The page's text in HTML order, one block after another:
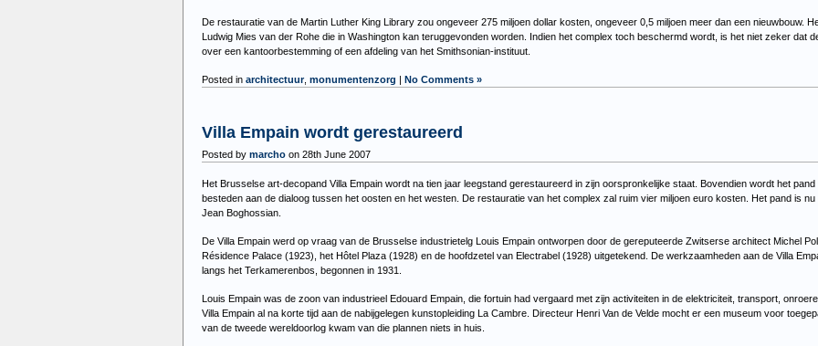
De restauratie van de Martin Luther King Library zou ongeveer 275 miljoen dollar kosten, ongeveer 0,5 miljoen meer dan een nieuwbouw.
Ludwig Mies van der Rohe die in Washington kan teruggevonden worden. Indien het complex toch beschermd wordt, is het niet zeker dat
over een kantoorbestemming of een afdeling van het Smithsonian-instituut.
Posted in architectuur, monumentenzorg | No Comments »
Villa Empain wordt gerestaureerd
Posted by marcho on 28th June 2007
Het Brusselse art-decopand Villa Empain wordt na tien jaar leegstand gerestaureerd in zijn oorspronkelijke staat. Bovendien wordt het
besteden aan de dialoog tussen het oosten en het westen. De restauratie van het complex zal ruim vier miljoen euro kosten. Het pand is
Jean Boghossian.
De Villa Empain werd op vraag van de Brusselse industrietelg Louis Empain ontworpen door de gereputeerde Zwitserse architect Michel
Résidence Palace (1923), het Hôtel Plaza (1928) en de hoofdzetel van Electrabel (1928) uitgetekend. De werkzaamheden aan de Villa
langs het Terkamerenbos, begonnen in 1931.
Louis Empain was de zoon van industrieel Edouard Empain, die fortuin had vergaard met zijn activiteiten in de elektriciteit, transport,
Villa Empain al na korte tijd aan de nabijgelegen kunstopleiding La Cambre. Directeur Henri Van de Velde mocht er een museum voor
van de tweede wereldoorlog kwam van die plannen niets in huis.